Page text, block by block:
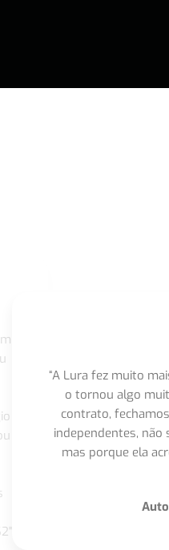
“A Lura fez muito
o tornou algo
contrato,
independentes, não
mas porque ela